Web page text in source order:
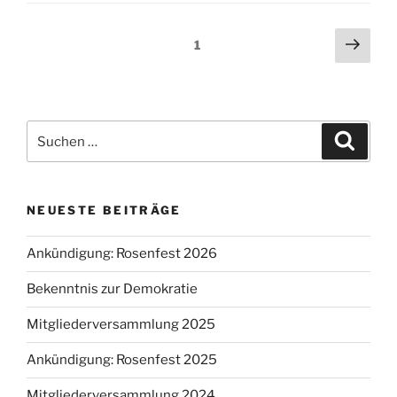
Juni 2026
Januar 2026
September 2025
Mai 2025
Oktober 2024